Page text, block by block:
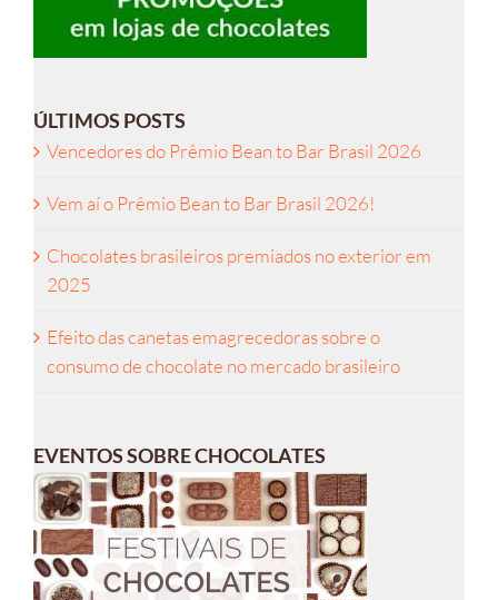
ÚLTIMOS POSTS
Vencedores do Prêmio Bean to Bar Brasil 2026
Vem aí o Prêmio Bean to Bar Brasil 2026!
Chocolates brasileiros premiados no exterior em
2025
Efeito das canetas emagrecedoras sobre o
consumo de chocolate no mercado brasileiro
EVENTOS SOBRE CHOCOLATES